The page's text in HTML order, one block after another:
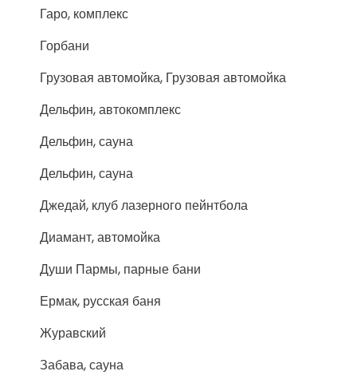
Гаро, комплекс
Горбани
Грузовая автомойка, Грузовая автомойка
Дельфин, автокомплекс
Дельфин, сауна
Дельфин, сауна
Джедай, клуб лазерного пейнтбола
Диамант, автомойка
Души Пармы, парные бани
Ермак, русская баня
Журавский
Забава, сауна